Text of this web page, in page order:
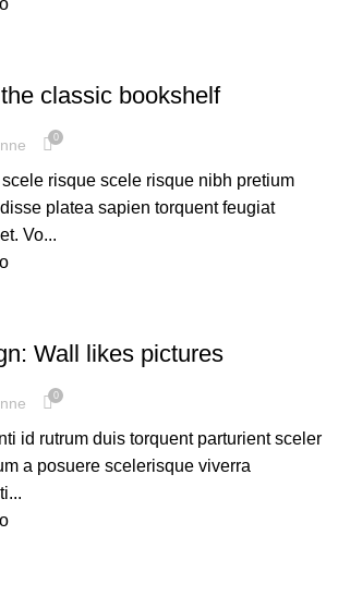
classic bookshelf
0
risque scele risque nibh pretium
platea sapien torquent feugiat
Vo...
Wall likes pictures
0
id rutrum duis torquent parturient sceler
a posuere scelerisque viverra